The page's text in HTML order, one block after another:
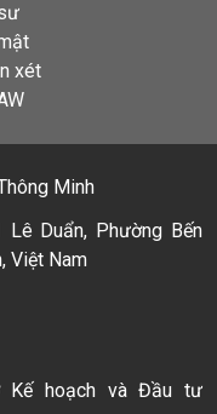
xét
Minh
Duẩn, Phường Bến
Việt Nam
Kế hoạch và Đầu tư